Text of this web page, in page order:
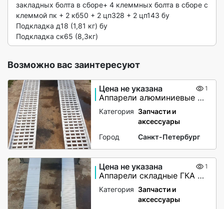
закладных болта в сборе+ 4 клеммных болта в сборе с
клеммой пк + 2 кб50 + 2 цп328 + 2 цп143 бу
Подкладка д18 (1,81 кг) бу
Подкладка ск65 (8,3кг)
Возможно вас заинтересуют
Цена не указана 1
Аппарели алюминиевые с бортами
Категория Запчасти и
аксессуары
Город
Санкт-Петербург
Цена не указана 1
Аппарели складные ГКА 5.225.28.2/1(100%)СР
Категория Запчасти и
аксессуары